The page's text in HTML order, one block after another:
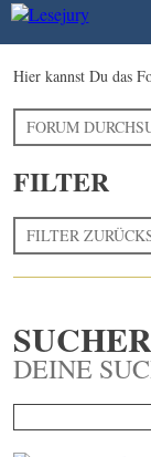
Hier kannst Du das
FORUM
FILTER
FILTER
DEINE